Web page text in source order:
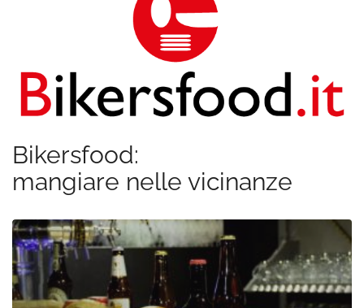
Bikersfood:
mangiare nelle vicinanze